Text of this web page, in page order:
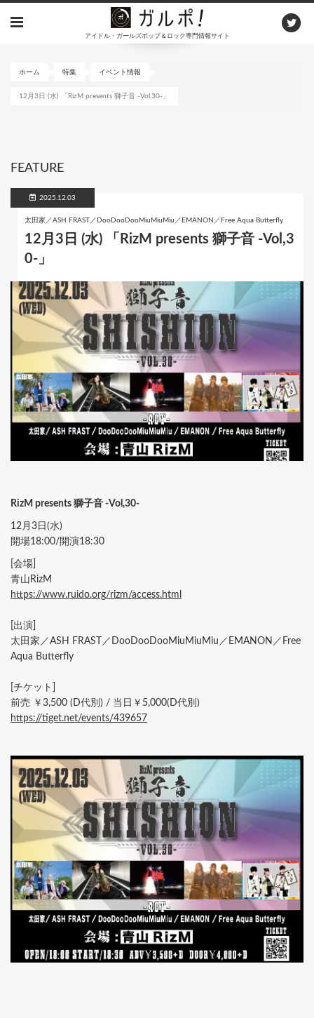
アイドル・ガールズポップ＆ロック専門情報サイト
ホーム 特集 イベント情報
12月3日 (水) 「RizM presents 獅子音 -Vol,30-」
FEATURE
2025.12.03
太田家／ASH FRAST／DooDooDooMiuMiuMiu／EMANON／Free Aqua Butterfly
12月3日 (水) 「RizM presents 獅子音 -Vol,3
0-」
RizM presents 獅子音 -Vol,30-
12月3日(水)
開場18:00/開演18:30
[会場]
青山RizM
https://www.ruido.org/rizm/access.html
[出演]
太田家／ASH FRAST／DooDooDooMiuMiuMiu／EMANON／Free
Aqua Butterfly
[チケット]
前売 ￥3,500 (D代別) / 当日￥5,000(D代別)
https://tiget.net/events/439657